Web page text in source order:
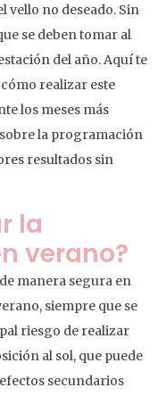
vello no deseado. Sin
se deben tomar al
del año. Aquí te
realizar este
los meses más
la programación
resultados sin
la
verano?
manera segura en
siempre que se
riesgo de realizar
al sol, que puede
secundarios